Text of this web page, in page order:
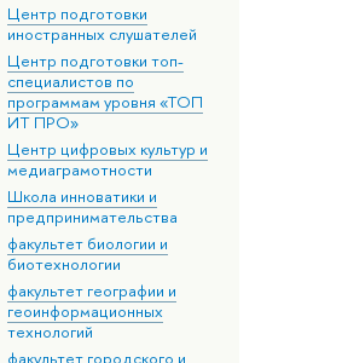
Центр подготовки
иностранных слушателей
Центр подготовки топ-
специалистов по
программам уровня «ТОП
ИТ ПРО»
Центр цифровых культур и
медиаграмотности
Школа инноватики и
предпринимательства
факультет биологии и
биотехнологии
факультет географии и
геоинформационных
технологий
факультет городского и